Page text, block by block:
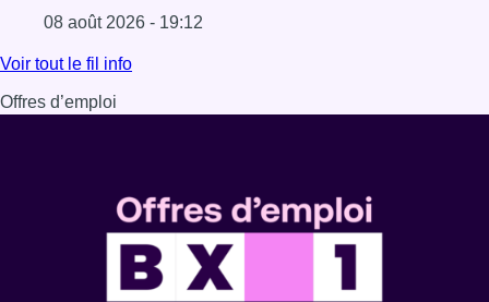
08 août 2026 - 19:12
Lire l'article Marathon de contrôles de vitesse ce week-
Voir tout le fil info
Offres d’emploi